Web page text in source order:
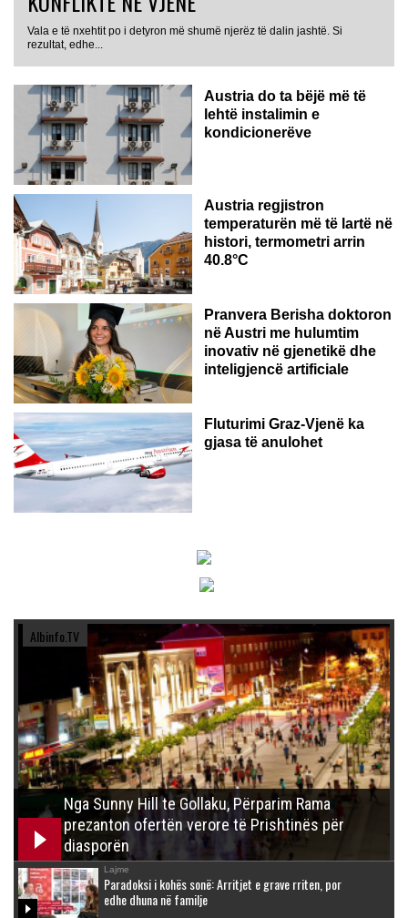
Vala e të nxehtit po i detyron më shumë njerëz të dalin jashtë. Si
rezultat, edhe...
Austria do ta bëjë më të
lehtë instalimin e
kondicionerëve
Austria regjistron
temperaturën më të lartë në
histori, termometri arrin
40.8°C
AUSTRI
Pranvera Berisha doktoron
në Austri me hulumtim
inovativ në gjenetikë dhe
inteligjencë artificiale
Fluturimi Graz-Vjenë ka
gjasa të anulohet
Albinfo.TV
Nga Sunny Hill te Gollaku, Përparim Rama
prezanton ofertën verore të Prishtinës për
diasporën
Lajme
Paradoksi i kohës sonë: Arritjet e grave rriten, por
edhe dhuna në familje